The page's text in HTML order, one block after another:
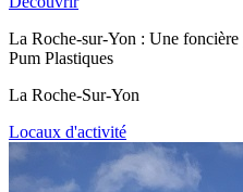
La Roche-sur-Yon : Une
Pum Plastiques
La Roche-Sur-Yon
Locaux d'activité